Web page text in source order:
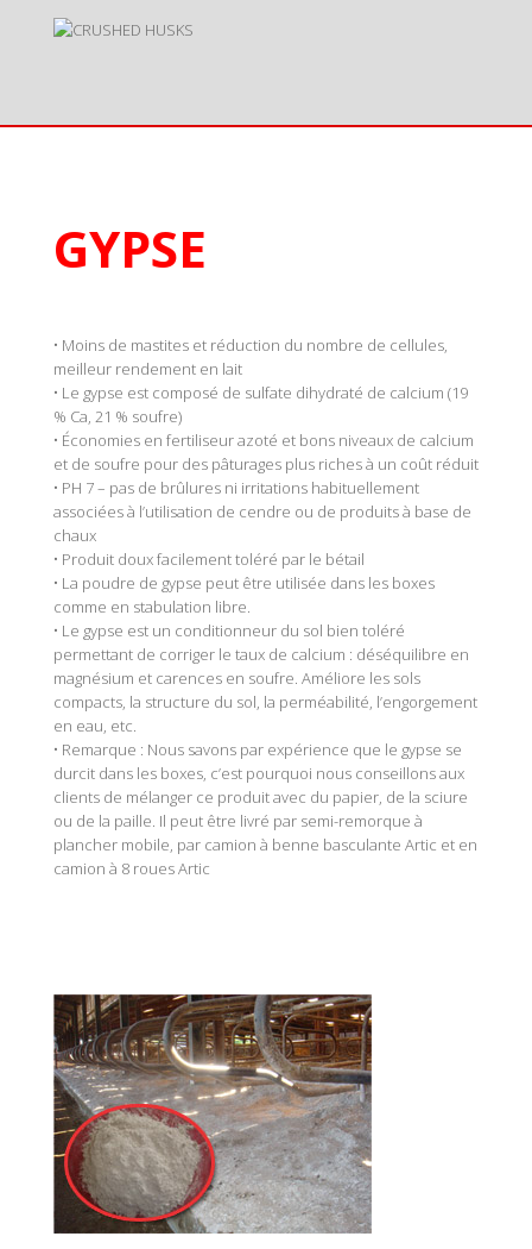
GYPSE
• Moins de mastites et réduction du nombre de cellules,
meilleur rendement en lait
• Le gypse est composé de sulfate dihydraté de calcium (19
% Ca, 21 % soufre)
• Économies en fertiliseur azoté et bons niveaux de calcium
et de soufre pour des pâturages plus riches à un coût réduit
• PH 7 – pas de brûlures ni irritations habituellement
associées à l’utilisation de cendre ou de produits à base de
chaux
• Produit doux facilement toléré par le bétail
• La poudre de gypse peut être utilisée dans les boxes
comme en stabulation libre.
• Le gypse est un conditionneur du sol bien toléré
permettant de corriger le taux de calcium : déséquilibre en
magnésium et carences en soufre. Améliore les sols
compacts, la structure du sol, la perméabilité, l’engorgement
en eau, etc.
• Remarque : Nous savons par expérience que le gypse se
durcit dans les boxes, c’est pourquoi nous conseillons aux
clients de mélanger ce produit avec du papier, de la sciure
ou de la paille. Il peut être livré par semi-remorque à
plancher mobile, par camion à benne basculante Artic et en
camion à 8 roues Artic